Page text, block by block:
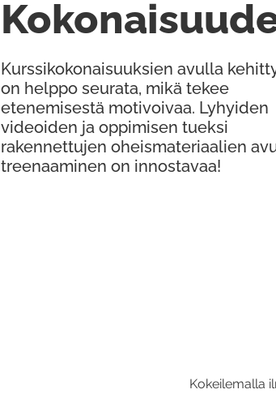
Kokeilemalla
Kurssikokonaisuuksien avulla
on helppo seurata, mikä tekee
etenemisestä motivoivaa. Lyhyiden
videoiden ja oppimisen tueksi
rakennettujen oheismateriaalien
treenaaminen on innostavaa!